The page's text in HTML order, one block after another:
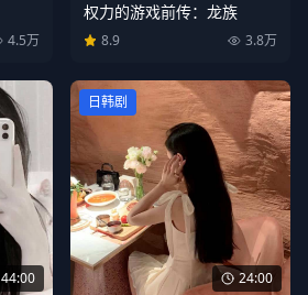
4.5万
权力的游戏前传：龙族
8.9 3.8万
44:00
日韩剧
24:00